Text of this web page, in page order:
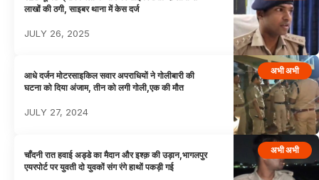
लाखों की ठगी, साइबर थाना में केस दर्ज
JULY 26, 2025
अभी अभी
आधे दर्जन मोटरसाइकिल सवार अपराधियों ने गोलीबारी की
घटना को दिया अंजाम, तीन को लगी गोली,एक की मौत
JULY 27, 2024
अभी अभी
चाँदनी रात हवाई अड्डे का मैदान और इश्क़ की उड़ान,भागलपुर
एयरपोर्ट पर युवती दो युवकों संग रंगे हाथों पकड़ी गई